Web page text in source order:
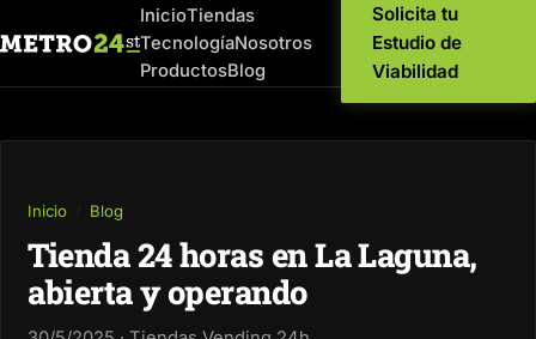
InicioTiendas
TecnologíaNosotros
ProductosBlog
Solicita tu
Estudio de
Viabilidad
Inicio Blog
Tienda 24 horas en La Laguna,
abierta y operando